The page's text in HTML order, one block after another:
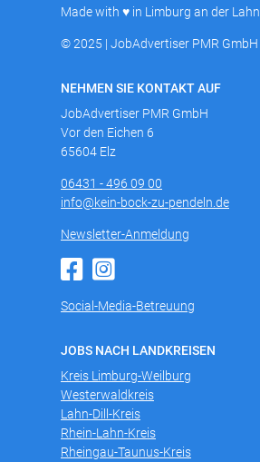
Made with ♥ in Limburg an der Lahn
© 2025 | JobAdvertiser PMR GmbH
NEHMEN SIE KONTAKT AUF
JobAdvertiser PMR GmbH
Vor den Eichen 6
65604 Elz
06431 - 496 09 00
info@kein-bock-zu-pendeln.de
Newsletter-Anmeldung
Social-Media-Betreuung
JOBS NACH LANDKREISEN
Kreis Limburg-Weilburg
Westerwaldkreis
Lahn-Dill-Kreis
Rhein-Lahn-Kreis
Rheingau-Taunus-Kreis